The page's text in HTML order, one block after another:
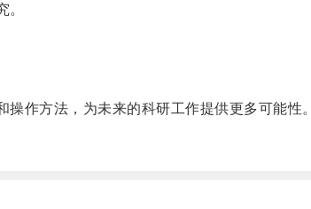
作方法，为未来的科研工作提供更多可能性。